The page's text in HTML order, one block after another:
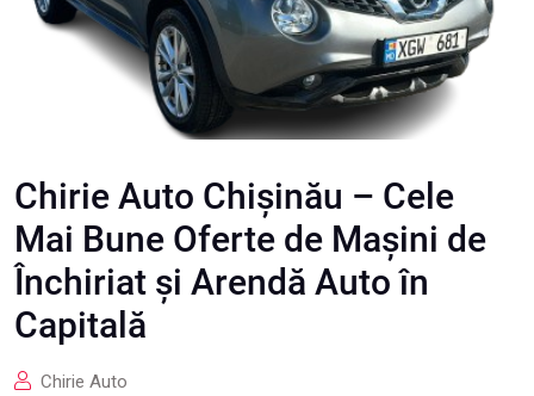
Chirie Auto Chișinău – Cele
Mai Bune Oferte de Mașini de
Închiriat și Arendă Auto în
Capitală
Chirie Auto